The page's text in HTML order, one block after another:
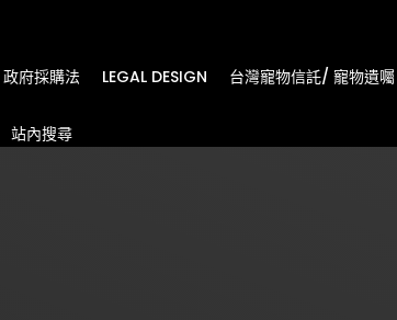
政府採購法 LEGAL DESIGN 台灣寵物信託/ 寵物遺囑
站內搜尋